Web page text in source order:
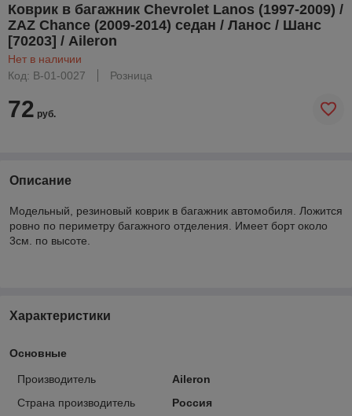
Коврик в багажник Chevrolet Lanos (1997-2009) /
ZAZ Chance (2009-2014) седан / Ланос / Шанс
[70203] / Aileron
Нет в наличии
Код: B-01-0027
Розница
72 руб.
Описание
Модельный, резиновый коврик в багажник автомобиля. Ложится
ровно по периметру багажного отделения. Имеет борт около
3см. по высоте.
Характеристики
Основные
Производитель
Aileron
Страна производитель
Россия